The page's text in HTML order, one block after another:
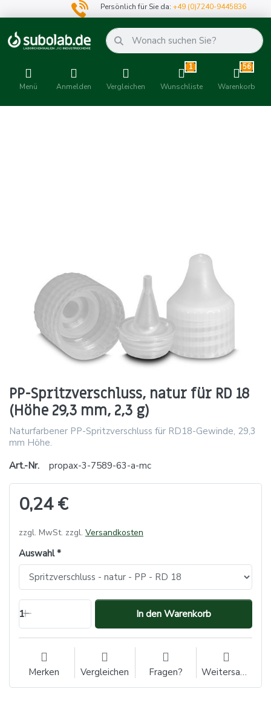
Persönlich für Sie da:+49 (0)7240-9445836
Menü Anmelden Vergleichen
1
Wunschliste
56
Warenkorb
PP-Spritzverschluss, natur für RD 18
(Höhe 29,3 mm, 2,3 g)
Naturfarbener PP-Spritzverschluss für RD18-Gewinde, 29,3
mm Höhe.
Art.-Nr.
propax-3-7589-63-a-mc
0,24 €
zzgl. MwSt. zzgl. Versandkosten
Auswahl
1 In den Warenkorb
Merken Vergleichen Fragen? Weitersagen